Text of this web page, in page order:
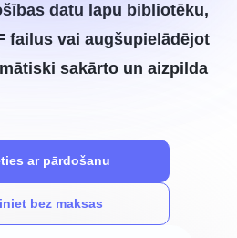
datu lapu bibliotēku,
failus vai augšupielādējot
sakārto un aizpilda
ar pārdošanu
bez maksas